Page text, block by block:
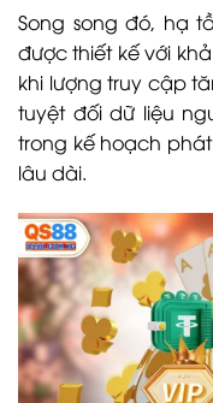
Song song đó, hạ
được thiết kế với
khi lượng truy cập
tuyệt đối dữ liệu
trong kế hoạch
lâu dài.